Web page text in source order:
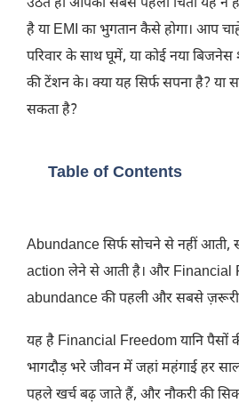
उठते ही आपकी सबसे पहली चिंता यह न
है या EMI का भुगतान कैसे होगा। आप
परिवार के साथ घूमें, या कोई नया
की टेंशन के। क्या यह सिर्फ सपना है? या
सकता है?
Table of Contents
Abundance सिर्फ सोचने से नहीं आती,
action लेने से आती है। और Financial
abundance की पहली और सबसे ज़रूरी
यह है Financial Freedom यानि
भागदौड़ भरे जीवन में जहां महंगाई हर
पहले खर्च बढ़ जाते हैं, और नौकरी की